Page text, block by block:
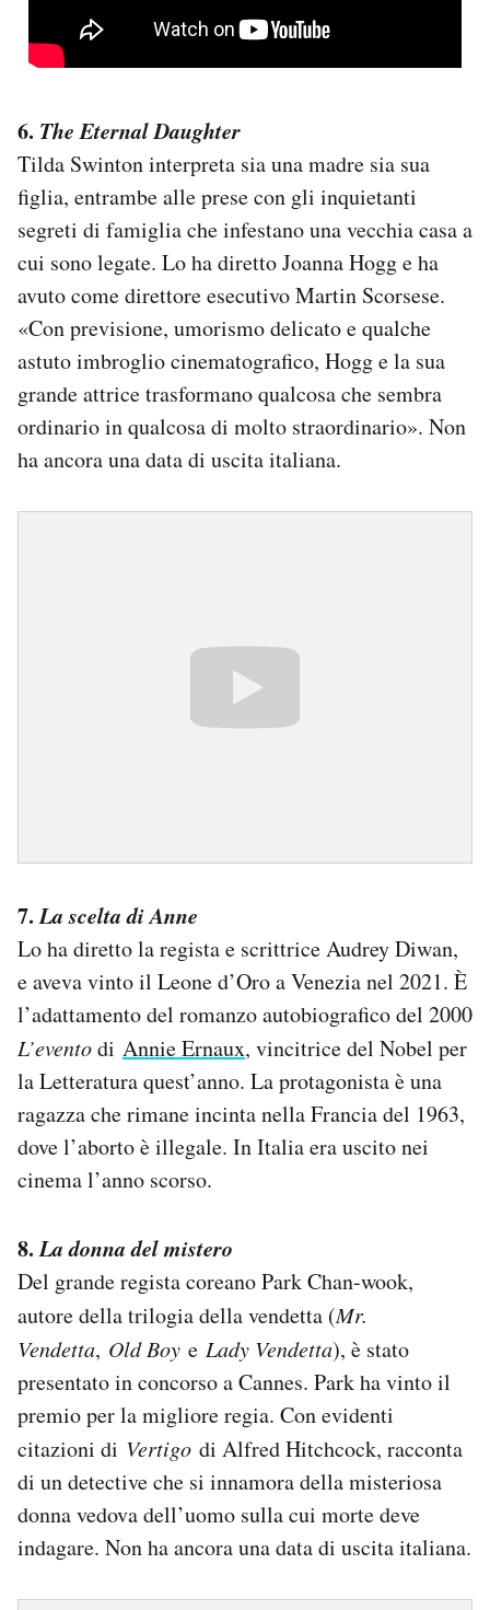
6. The Eternal Daughter
Tilda Swinton interpreta sia una madre sia sua
figlia, entrambe alle prese con gli inquietanti
segreti di famiglia che infestano una vecchia casa a
cui sono legate. Lo ha direttoJoanna Hogg e ha
avuto come direttore esecutivo Martin Scorsese.
«Con previsione, umorismo delicato e qualche
astuto imbroglio cinematografico, Hogg e la sua
grande attrice trasformano qualcosa che sembra
ordinario in qualcosa di molto straordinario». Non
ha ancora una data di uscita italiana.
7.La scelta di Anne
Lo ha diretto la regista e scrittrice Audrey Diwan,
e aveva vinto il Leone d’Oro a Venezia nel 2021. È
l’adattamento del romanzo autobiografico del 2000
L’eventodi Annie Ernaux, vincitrice del Nobel per
la Letteratura quest’anno. La protagonista è una
ragazza che rimane incinta nella Francia del 1963,
dove l’aborto è illegale. In Italia era uscito nei
cinema l’anno scorso.
8. La donna del mistero
Del grande regista coreano Park Chan-wook,
autore della trilogia della vendetta (Mr.
Vendetta, Old Boy e Lady Vendetta), è stato
presentato in concorso a Cannes. Park ha vinto il
premio per la migliore regia. Con evidenti
citazioni di Vertigo di Alfred Hitchcock, racconta
di un detective che si innamora della misteriosa
donna vedova dell’uomo sulla cui morte deve
indagare. Non ha ancora una data di uscita italiana.